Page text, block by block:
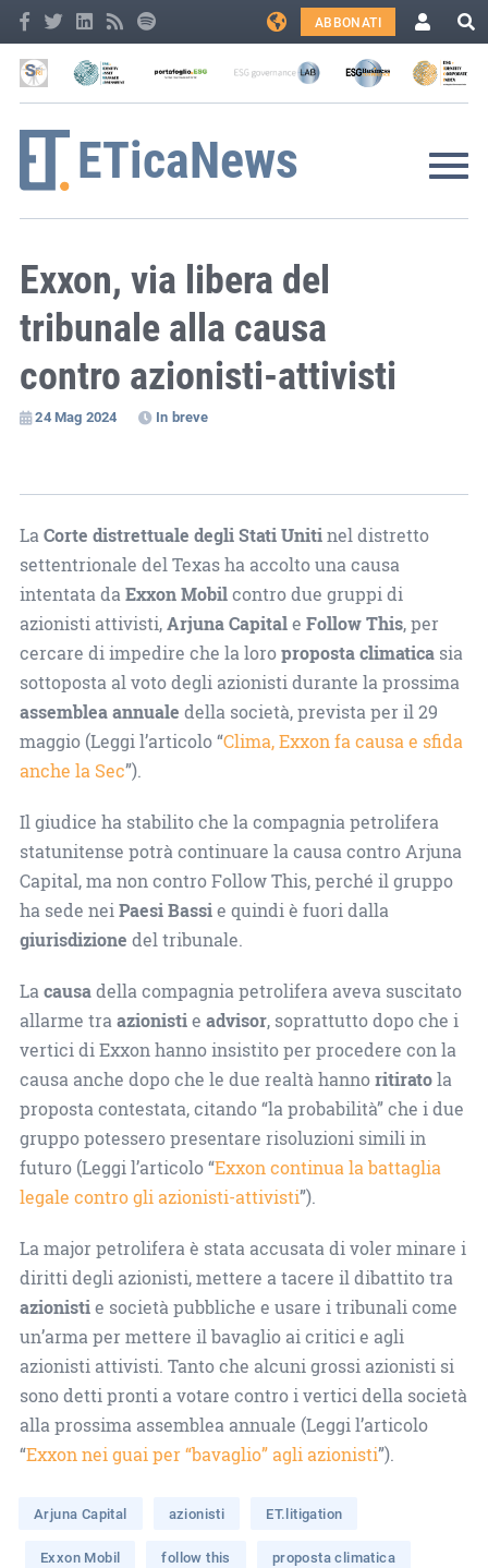
ABBONATI
Exxon, via libera del
tribunale alla causa
contro azionisti-attivisti
24 Mag 2024 In breve
LaCorte distrettuale degli Stati Unitinel distretto
settentrionale del Texas ha accolto una causa
intentata daExxon Mobilcontro due gruppi di
azionisti attivisti,Arjuna Capitale Follow This, per
cercare di impedire che la loroproposta climaticasia
sottoposta al voto degli azionisti durante la prossima
assemblea annuale della società, prevista per il 29
maggio (Leggi l’articolo “Clima, Exxon fa causa e sfida
anche la Sec”).
Il giudice ha stabilito che la compagnia petrolifera
statunitense potrà continuare la causa contro Arjuna
Capital, ma non contro Follow This, perché il gruppo
ha sede neiPaesi Bassie quindi è fuori dalla
giurisdizione del tribunale.
Lacausadella compagnia petrolifera aveva suscitato
allarme traazionistie advisor, soprattutto dopo che i
vertici di Exxon hanno insistito per procedere con la
causa anche dopo che le due realtà hannoritiratola
proposta contestata, citando “la probabilità” che i due
gruppo potessero presentare risoluzioni simili in
futuro (Leggi l’articolo “Exxon continua la battaglia
legale contro gli azionisti-attivisti”).
La major petrolifera è stata accusata di voler minare i
diritti degli azionisti, mettere a tacere il dibattito tra
azionistie società pubbliche e usare i tribunali come
un’arma per mettere il bavaglio ai critici e agli
azionisti attivisti. Tanto che alcuni grossi azionisti si
sono detti pronti a votare contro i vertici della società
alla prossima assemblea annuale (Leggi l’articolo
“Exxon nei guai per “bavaglio” agli azionisti”).
Arjuna Capital azionisti ET.litigation
Exxon Mobil follow this proposta climatica